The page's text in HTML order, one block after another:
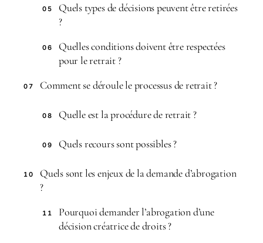
05
Quels types de décisions peuvent être retirées
?
06
Quelles conditions doivent être respectées
pour le retrait ?
07 Comment se déroule le processus de retrait ?
08 Quelle est la procédure de retrait ?
09 Quels recours sont possibles ?
10
Quels sont les enjeux de la demande d’abrogation
?
11
Pourquoi demander l’abrogation d’une
décision créatrice de droits ?